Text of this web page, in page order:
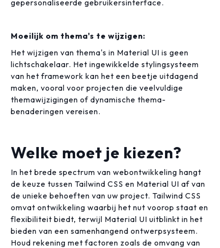
gepersonaliseerde gebruikersinterface.
Moeilijk om thema's te wijzigen:
Het wijzigen van thema's in Material UI is geen
lichtschakelaar. Het ingewikkelde stylingsysteem
van het framework kan het een beetje uitdagend
maken, vooral voor projecten die veelvuldige
themawijzigingen of dynamische thema-
benaderingen vereisen.
Welke moet je kiezen?
In het brede spectrum van webontwikkeling hangt
de keuze tussen Tailwind CSS en Material UI af van
de unieke behoeften van uw project. Tailwind CSS
omvat ontwikkeling waarbij het nut voorop staat en
flexibiliteit biedt, terwijl Material UI uitblinkt in het
bieden van een samenhangend ontwerpsysteem.
Houd rekening met factoren zoals de omvang van